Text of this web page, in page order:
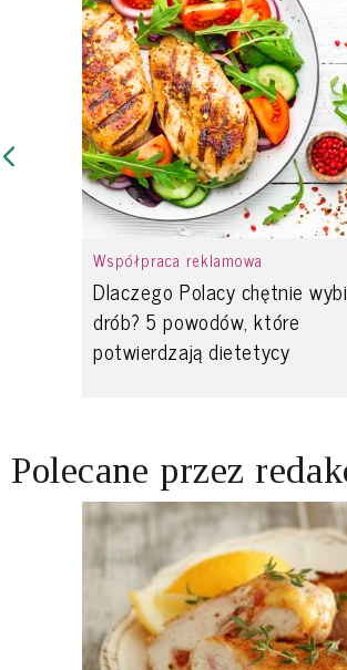
Współpraca reklamowa
Dlaczego Polacy chętnie
drób? 5 powodów, które
potwierdzają dietetycy
Polecane przez